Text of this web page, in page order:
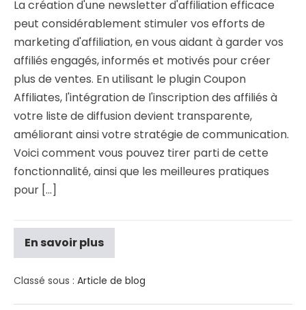
La création d'une newsletter d'affiliation efficace
peut considérablement stimuler vos efforts de
marketing d'affiliation, en vous aidant à garder vos
affiliés engagés, informés et motivés pour créer
plus de ventes. En utilisant le plugin Coupon
Affiliates, l'intégration de l'inscription des affiliés à
votre liste de diffusion devient transparente,
améliorant ainsi votre stratégie de communication.
Voici comment vous pouvez tirer parti de cette
fonctionnalité, ainsi que les meilleures pratiques
pour [...]
En savoir plus
Classé sous : Article de blog